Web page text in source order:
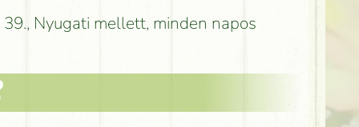
Nyugati mellett, minden napos